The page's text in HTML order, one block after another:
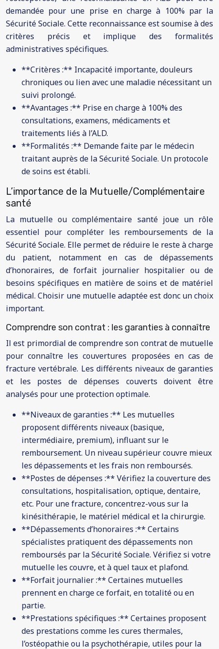
demandée pour une prise en charge à 100% par la
Sécurité Sociale. Cette reconnaissance est soumise à des
critères précis et implique des formalités
administratives spécifiques.
**Critères :** Incapacité importante, douleurs
chroniques ou lien avec une maladie nécessitant un
suivi prolongé.
**Avantages :** Prise en charge à 100% des
consultations, examens, médicaments et
traitements liés à l’ALD.
**Formalités :** Demande faite par le médecin
traitant auprès de la Sécurité Sociale. Un protocole
de soins est établi.
L’importance de la Mutuelle/Complémentaire
santé
La mutuelle ou complémentaire santé joue un rôle
essentiel pour compléter les remboursements de la
Sécurité Sociale. Elle permet de réduire le reste à charge
du patient, notamment en cas de dépassements
d’honoraires, de forfait journalier hospitalier ou de
besoins spécifiques en matière de soins et de matériel
médical. Choisir une mutuelle adaptée est donc un choix
important.
Comprendre son contrat : les garanties à connaître
Il est primordial de comprendre son contrat de mutuelle
pour connaître les couvertures proposées en cas de
fracture vertébrale. Les différents niveaux de garanties
et les postes de dépenses couverts doivent être
analysés pour une protection optimale.
**Niveaux de garanties :** Les mutuelles
proposent différents niveaux (basique,
intermédiaire, premium), influant sur le
remboursement. Un niveau supérieur couvre mieux
les dépassements et les frais non remboursés.
**Postes de dépenses :** Vérifiez la couverture des
consultations, hospitalisation, optique, dentaire,
etc. Pour une fracture, concentrez-vous sur la
kinésithérapie, le matériel médical et la chirurgie.
**Dépassements d’honoraires :** Certains
spécialistes pratiquent des dépassements non
remboursés par la Sécurité Sociale. Vérifiez si votre
mutuelle les couvre, et à quel taux et plafond.
**Forfait journalier :** Certaines mutuelles
prennent en charge ce forfait, en totalité ou en
partie.
**Prestations spécifiques :** Certaines proposent
des prestations comme les cures thermales,
l’ostéopathie ou la psychothérapie, utiles pour la